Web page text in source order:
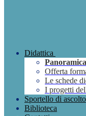
Didattica
Panoramica
Offerta
Le schede
I progetti
Sportello di ascolto
Biblioteca